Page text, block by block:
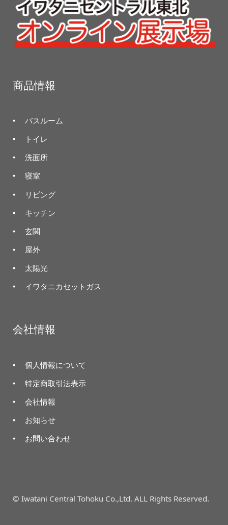
商品情報
バスルーム
トイレ
洗面所
寝室
リビング
キッチン
玄関
屋外
太陽光
イワタニカセットガス
会社情報
個人情報について
特定商取引法表示
会社情報
お知らせ
お問い合わせ
© Iwatani Central Tohoku Co.,Ltd. ALL Rights Reserved.